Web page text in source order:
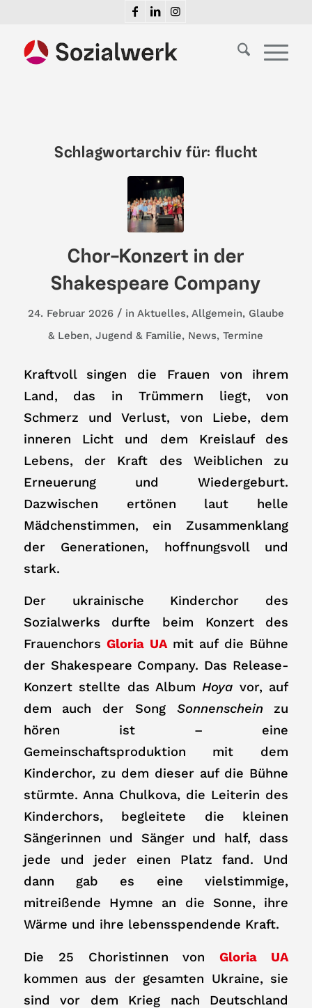
Schlagwortarchiv für: flucht
Chor-Konzert in der
Shakespeare Company
24. Februar 2026 / in Aktuelles, Allgemein, Glaube
& Leben,Jugend & Familie, News,Termine
Kraftvoll singen die Frauen von ihrem
Land, das in Trümmern liegt, von
Schmerz und Verlust, von Liebe, dem
inneren Licht und dem Kreislauf des
Lebens, der Kraft des Weiblichen zu
Erneuerung und Wiedergeburt.
Dazwischen ertönen laut helle
Mädchenstimmen, ein Zusammenklang
der Generationen, hoffnungsvoll und
stark.
Der ukrainische Kinderchor des
Sozialwerks durfte beim Konzert des
FrauenchorsGloria UAmit auf die Bühne
der Shakespeare Company. Das Release-
Konzert stellte das AlbumHoya vor, auf
dem auch der Song Sonnenschein zu
hören ist – eine
Gemeinschaftsproduktion mit dem
Kinderchor, zu dem dieser auf die Bühne
stürmte. Anna Chulkova, die Leiterin des
Kinderchors, begleitete die kleinen
Sängerinnen und Sänger und half, dass
jede und jeder einen Platz fand. Und
dann gab es eine vielstimmige,
mitreißende Hymne an die Sonne, ihre
Wärme und ihre lebensspendende Kraft.
Die 25 Choristinnen vonGloria UA
kommen aus der gesamten Ukraine, sie
sind vor dem Krieg nach Deutschland